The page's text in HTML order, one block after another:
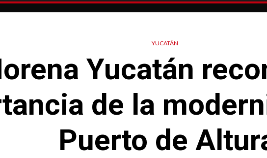
YUCATÁN
Yucatán
de la
Puerto de